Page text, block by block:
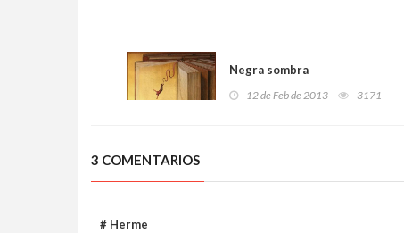
Negra sombra
12 de Feb de 2013 3171
3 COMENTARIOS
# Herme